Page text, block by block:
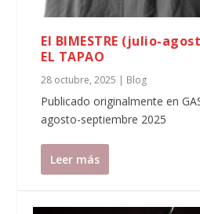
El BIMESTRE (julio-
EL TAPAO
28 octubre, 2025 | Blog
Publicado originalmente en
agosto-septiembre 2025
Leer más